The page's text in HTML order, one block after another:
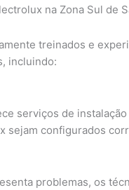
na Zona Sul de
treinados e
incluindo:
serviços de
sejam configurados
problemas, os